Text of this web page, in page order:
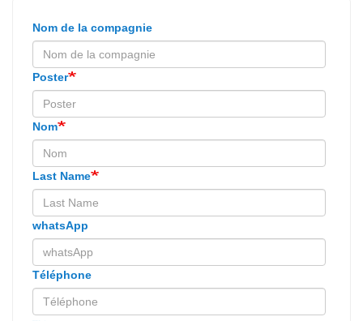
Nom de la compagnie
Poster
Nom
Last Name
whatsApp
Téléphone